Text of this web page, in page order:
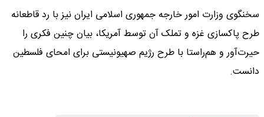
سخنگوی وزارت امور خارجه جمهوری اسلامی ایران نیز با رد قاطعانه
طرح پاکسازی غزه و تملک آن توسط آمریکا، بیان چنین فکری را
حیرت‌آور و هم‌راستا با طرح رژیم صهیونیستی برای امحای فلسطین
دانست.